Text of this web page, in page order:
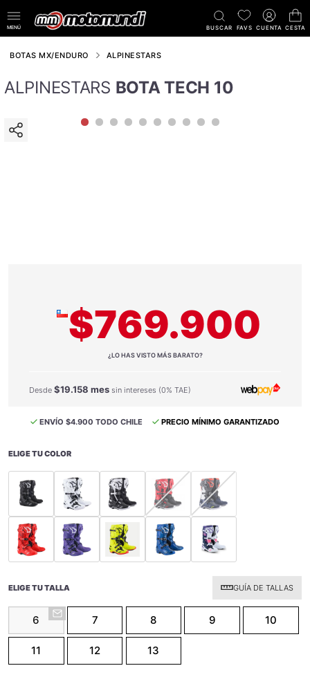
MENÚ BUSCAR FAVS CUENTA CESTA
BOTAS MX/ENDURO ALPINESTARS
ALPINESTARS BOTA TECH 10
$769.900
¿LO HAS VISTO MÁS BARATO?
Desde $19.158 mes sin intereses (0% TAE)
ENVÍO $4.900 TODO CHILE PRECIO MÍNIMO GARANTIZADO
ELIGE TU COLOR
selected selected selected selected selected
ELIGE TU TALLA GUÍA DE TALLAS
6 7 8 9 10
11 12 13